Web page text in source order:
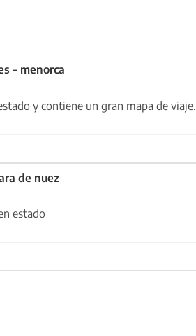
- menorca
y contiene un gran mapa de viaje.
de nuez
estado